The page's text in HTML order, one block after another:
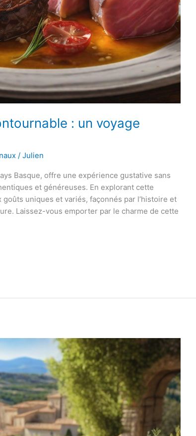
: un voyage
/Julien
Basque, offre une expérience gustative sans
et généreuses. En explorant cette
uniques et variés, façonnés par l’histoire et
Laissez-vous emporter par le charme de cette